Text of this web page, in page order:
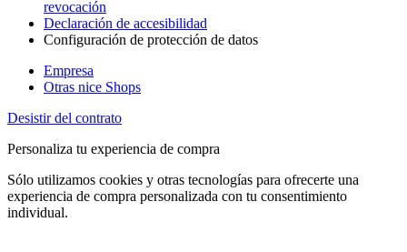
revocación
Declaración de accesibilidad
Configuración de protección de datos
Empresa
Otras nice Shops
Desistir del contrato
Personaliza tu experiencia de compra
Sólo utilizamos cookies y otras tecnologías para ofrecerte una
experiencia de compra personalizada con tu consentimiento
individual.